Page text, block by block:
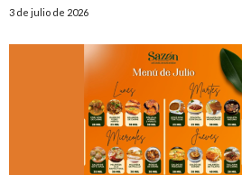
3 de julio de 2026